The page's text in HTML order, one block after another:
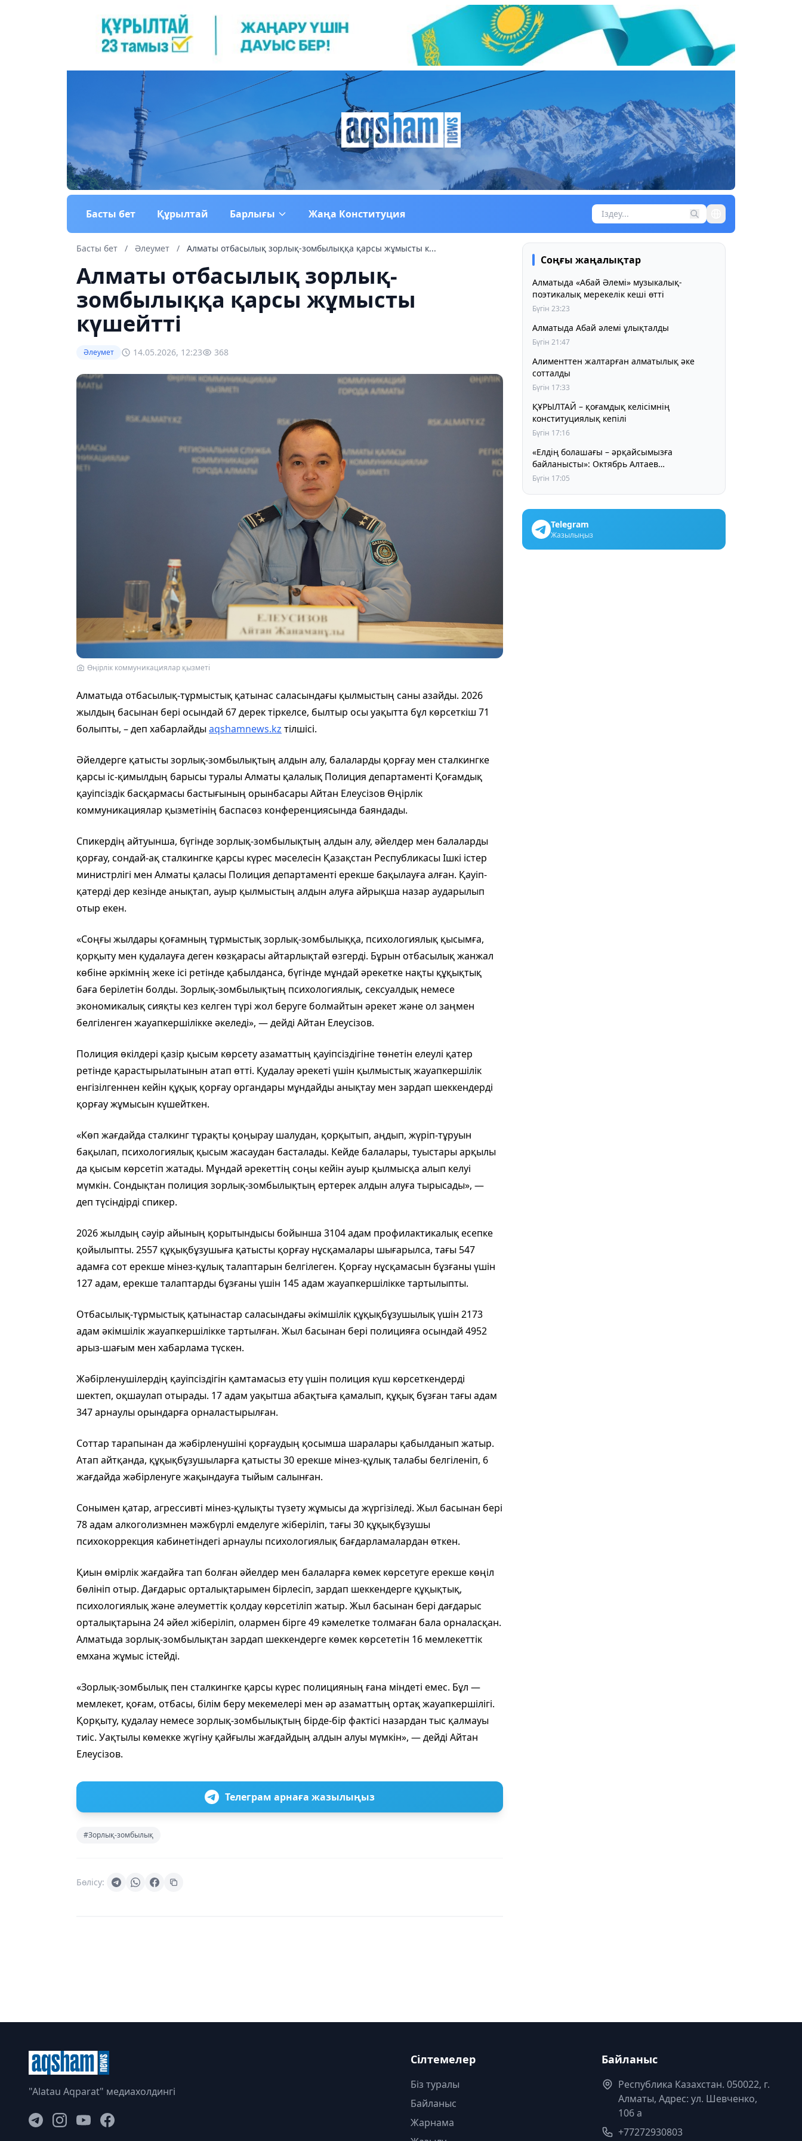
Басты бет Құрылтай Барлығы Жаңа Конституция
Басты бет / Әлеумет / Алматы отбасылық зорлық-зомбылыққа қарсы жұмысты к...
Алматы отбасылық зорлық-
зомбылыққа қарсы жұмысты
күшейтті
Әлеумет 14.05.2026, 12:23 368
Өңірлік коммуникациялар қызметі
Алматыда отбасылық-тұрмыстық қатынас саласындағы қылмыстың саны азайды. 2026
жылдың басынан бері осындай 67 дерек тіркелсе, былтыр осы уақытта бұл көрсеткіш 71
болыпты, – деп хабарлайдыaqshamnews.kz тілшісі.
Әйелдерге қатысты зорлық-зомбылықтың алдын алу, балаларды қорғау мен сталкингке
қарсы іс-қимылдың барысы туралы Алматы қалалық Полиция департаменті Қоғамдық
қауіпсіздік басқармасы бастығының орынбасары Айтан Елеусізов Өңірлік
коммуникациялар қызметінің баспасөз конференциясында баяндады.
Спикердің айтуынша, бүгінде зорлық-зомбылықтың алдын алу, әйелдер мен балаларды
қорғау, сондай-ақ сталкингке қарсы күрес мәселесін Қазақстан Республикасы Ішкі істер
министрлігі мен Алматы қаласы Полиция департаменті ерекше бақылауға алған. Қауіп-
қатерді дер кезінде анықтап, ауыр қылмыстың алдын алуға айрықша назар аударылып
отыр екен.
«Соңғы жылдары қоғамның тұрмыстық зорлық-зомбылыққа, психологиялық қысымға,
қорқыту мен қудалауға деген көзқарасы айтарлықтай өзгерді. Бұрын отбасылық жанжал
көбіне әркімнің жеке ісі ретінде қабылданса, бүгінде мұндай әрекетке нақты құқықтық
баға берілетін болды. Зорлық-зомбылықтың психологиялық, сексуалдық немесе
экономикалық сияқты кез келген түрі жол беруге болмайтын әрекет және ол заңмен
белгіленген жауапкершілікке әкеледі», — дейді Айтан Елеусізов.
Полиция өкілдері қазір қысым көрсету азаматтың қауіпсіздігіне төнетін елеулі қатер
ретінде қарастырылатынын атап өтті. Қудалау әрекеті үшін қылмыстық жауапкершілік
енгізілгеннен кейін құқық қорғау органдары мұндайды анықтау мен зардап шеккендерді
қорғау жұмысын күшейткен.
«Көп жағдайда сталкинг тұрақты қоңырау шалудан, қорқытып, аңдып, жүріп-тұруын
бақылап, психологиялық қысым жасаудан басталады. Кейде балалары, туыстары арқылы
да қысым көрсетіп жатады. Мұндай әрекеттің соңы кейін ауыр қылмысқа алып келуі
мүмкін. Сондықтан полиция зорлық-зомбылықтың ертерек алдын алуға тырысады», —
деп түсіндірді спикер.
2026 жылдың сәуір айының қорытындысы бойынша 3104 адам профилактикалық есепке
қойылыпты. 2557 құқықбұзушыға қатысты қорғау нұсқамалары шығарылса, тағы 547
адамға сот ерекше мінез-құлық талаптарын белгілеген. Қорғау нұсқамасын бұзғаны үшін
127 адам, ерекше талаптарды бұзғаны үшін 145 адам жауапкершілікке тартылыпты.
Отбасылық-тұрмыстық қатынастар саласындағы әкімшілік құқықбұзушылық үшін 2173
адам әкімшілік жауапкершілікке тартылған. Жыл басынан бері полицияға осындай 4952
арыз-шағым мен хабарлама түскен.
Жәбірленушілердің қауіпсіздігін қамтамасыз ету үшін полиция күш көрсеткендерді
шектеп, оқшаулап отырады. 17 адам уақытша абақтыға қамалып, құқық бұзған тағы адам
347 арнаулы орындарға орналастырылған.
Соттар тарапынан да жәбірленушіні қорғаудың қосымша шаралары қабылданып жатыр.
Атап айтқанда, құқықбұзушыларға қатысты 30 ерекше мінез-құлық талабы белгіленіп, 6
жағдайда жәбірленуге жақындауға тыйым салынған.
Сонымен қатар, агрессивті мінез-құлықты түзету жұмысы да жүргізіледі. Жыл басынан бері
78 адам алкоголизмнен мәжбүрлі емделуге жіберіліп, тағы 30 құқықбұзушы
психокоррекция кабинетіндегі арнаулы психологиялық бағдарламалардан өткен.
Қиын өмірлік жағдайға тап болған әйелдер мен балаларға көмек көрсетуге ерекше көңіл
бөлініп отыр. Дағдарыс орталықтарымен бірлесіп, зардап шеккендерге құқықтық,
психологиялық және әлеуметтік қолдау көрсетіліп жатыр. Жыл басынан бері дағдарыс
орталықтарына 24 әйел жіберіліп, олармен бірге 49 кәмелетке толмаған бала орналасқан.
Алматыда зорлық-зомбылықтан зардап шеккендерге көмек көрсететін 16 мемлекеттік
емхана жұмыс істейді.
«Зорлық-зомбылық пен сталкингке қарсы күрес полицияның ғана міндеті емес. Бұл —
мемлекет, қоғам, отбасы, білім беру мекемелері мен әр азаматтың ортақ жауапкершілігі.
Қорқыту, қудалау немесе зорлық-зомбылықтың бірде-бір фактісі назардан тыс қалмауы
тиіс. Уақтылы көмекке жүгіну қайғылы жағдайдың алдын алуы мүмкін», — дейді Айтан
Елеусізов.
Телеграм арнаға жазылыңыз
#Зорлық-зомбылық
Бөлісу:
Соңғы жаңалықтар
Алматыда «Абай Әлемі» музыкалық-
поэтикалық мерекелік кеші өтті
Бүгін 23:23
Алматыда Абай әлемі ұлықталды
Бүгін 21:47
Алименттен жалтарған алматылық әке
сотталды
Бүгін 17:33
ҚҰРЫЛТАЙ – қоғамдық келісімнің
конституциялық кепілі
Бүгін 17:16
«Елдің болашағы – әрқайсымызға
байланысты»: Октябрь Алтаев
қазақстандықтарға маңызды үндеу жасады
Бүгін 17:05
Telegram
Жазылыңыз
"Alatau Aqparat" медиахолдингі
Сілтемелер
Біз туралы
Байланыс
Жарнама
Байланыс
Республика Казахстан. 050022, г.
Алматы, Адрес: ул. Шевченко,
106 а
+77272930803